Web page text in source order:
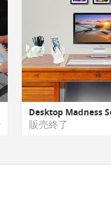
販売終了